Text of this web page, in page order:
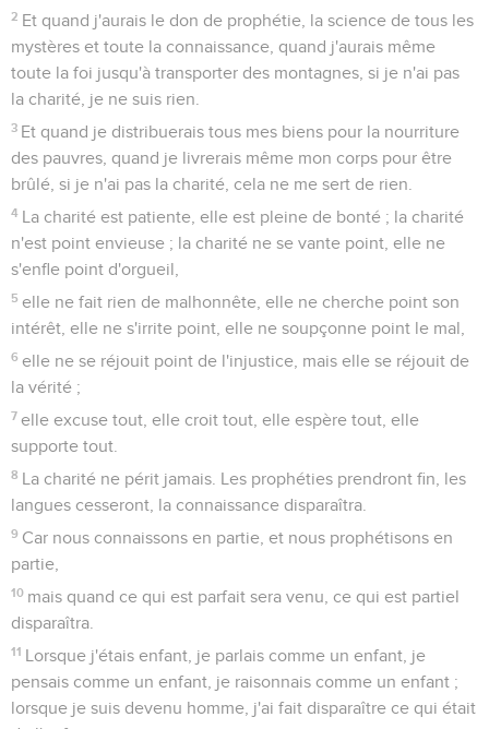
2 Et quand j'aurais le don de prophétie, la science de tous les
mystères et toute la connaissance, quand j'aurais même
toute la foi jusqu'à transporter des montagnes, si je n'ai pas
la charité, je ne suis rien.
3 Et quand je distribuerais tous mes biens pour la nourriture
des pauvres, quand je livrerais même mon corps pour être
brûlé, si je n'ai pas la charité, cela ne me sert de rien.
4 La charité est patiente, elle est pleine de bonté ; la charité
n'est point envieuse ; la charité ne se vante point, elle ne
s'enfle point d'orgueil,
5 elle ne fait rien de malhonnête, elle ne cherche point son
intérêt, elle ne s'irrite point, elle ne soupçonne point le mal,
6 elle ne se réjouit point de l'injustice, mais elle se réjouit de
la vérité ;
7 elle excuse tout, elle croit tout, elle espère tout, elle
supporte tout.
8 La charité ne périt jamais. Les prophéties prendront fin, les
langues cesseront, la connaissance disparaîtra.
9 Car nous connaissons en partie, et nous prophétisons en
partie,
10 mais quand ce qui est parfait sera venu, ce qui est partiel
disparaîtra.
11 Lorsque j'étais enfant, je parlais comme un enfant, je
pensais comme un enfant, je raisonnais comme un enfant ;
lorsque je suis devenu homme, j'ai fait disparaître ce qui était